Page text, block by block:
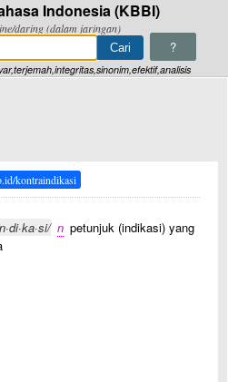
Indonesia (KBBI)
daring (dalam jaringan)
?
kontraindikasi
n petunjuk (indikasi) yang